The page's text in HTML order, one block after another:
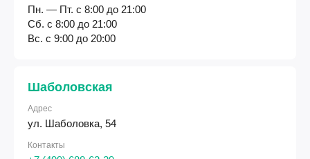
Пн. — Пт. с 8:00 до 21:00
Сб. с 8:00 до 21:00
Вс. с 9:00 до 20:00
Шаболовская
Адрес
ул. Шаболовка, 54
Контакты